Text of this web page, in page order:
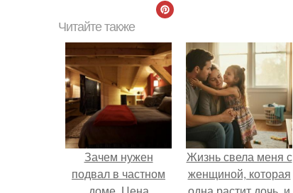
Читайте также
Зачем нужен
подвал в частном
Жизнь свела меня с
женщиной, которая